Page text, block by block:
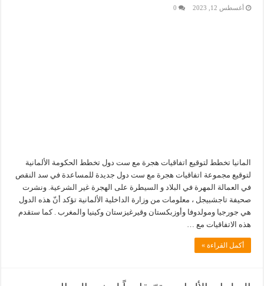
أغسطس 12, 2023 0
المانيا تخطط لتوقيع اتفاقيات هجرة مع ست دول تخطط الحكومة الألمانية
لتوقيع مجموعة اتفاقيات هجرة مع ست دول جديدة للمساعدة في سد النقص
في العمالة المهرة في البلاد و السيطرة على الهجرة غير الشرعية. ونشرت
صحيفة تاجشبيجل ، معلومات من وزارة الداخلية الألمانية تؤكد أنّ هذه الدول
هي جورجيا ومولدوفا وأوزبكستان وقيرغيزستان وكينيا والمغرب . كما ستقدم
هذه الاتفاقيات مع …
أكمل القراءة »